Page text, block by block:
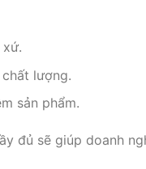
xứ.
lượng.
sản phẩm.
đủ sẽ giúp doanh